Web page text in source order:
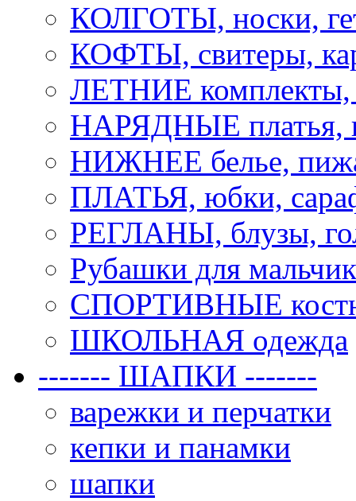
КОЛГОТЫ, носки,
КОФТЫ, свитеры,
ЛЕТНИЕ комплекты,
НАРЯДНЫЕ
НИЖНЕЕ белье,
ПЛАТЬЯ, юбки,
РЕГЛАНЫ, блузы,
Рубашки для
СПОРТИВНЫЕ
ШКОЛЬНАЯ одежда
------- ШАПКИ -------
варежки и перчатки
кепки и панамки
шапки